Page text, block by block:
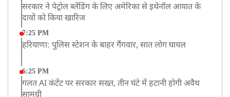
सरकार ने पेट्रोल ब्लेंडिंग के लिए अमेरिका से इथेनॉल आयात के
दावों को किया खारिज
7:25 PM
हरियाणा: पुलिस स्टेशन के बाहर गैंगवार, सात लोग घायल
6:25 PM
गलत AI कंटेंट पर सरकार सख्त, तीन घंटे में हटानी होगी अवैध